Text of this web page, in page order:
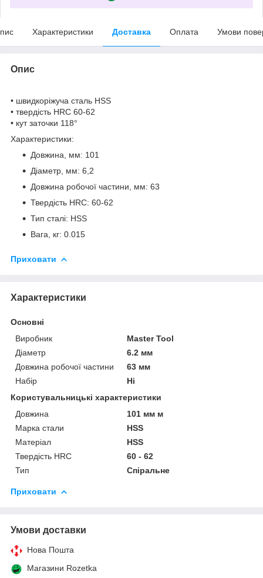
Характеристики Доставка Оплата Умови
Опис
• швидкоріжуча сталь HSS
• твердість HRC 60-62
• кут заточки 118°
Характеристики:
Довжина, мм: 101
Діаметр, мм: 6,2
Довжина робочої частини, мм: 63
Твердість HRC: 60-62
Тип сталі: HSS
Вага, кг: 0.015
Приховати
Характеристики
Основні
Виробник
Master Tool
Діаметр
6.2 мм
Довжина робочої частини
63 мм
Набір
Ні
Користувальницькі характеристики
Довжина
101 мм м
Марка стали
HSS
Матеріал
HSS
Твердість HRC
60 - 62
Тип
Спіральне
Приховати
Умови доставки
Нова Пошта
Магазини Rozetka